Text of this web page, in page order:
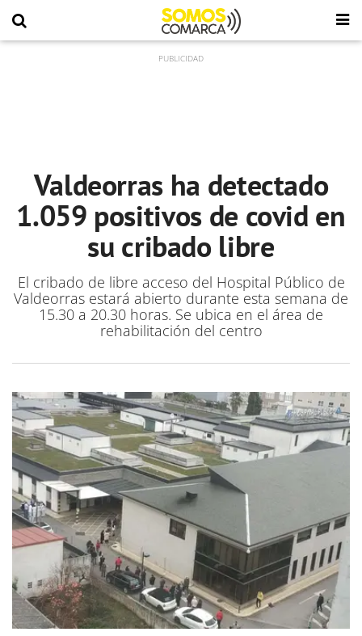
Valdeorras ha detectado
1.059 positivos de covid en
su cribado libre
El cribado de libre acceso del Hospital Público de
Valdeorras estará abierto durante esta semana de
15.30 a 20.30 horas. Se ubica en el área de
rehabilitación del centro